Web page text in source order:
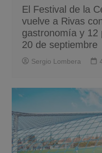
El Festival de la
vuelve a Rivas
gastronomía y 12
20 de septiembre
Sergio Lombera